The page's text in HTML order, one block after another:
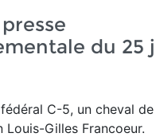
du 25
C-5, un cheval
Louis-Gilles Francoeur.